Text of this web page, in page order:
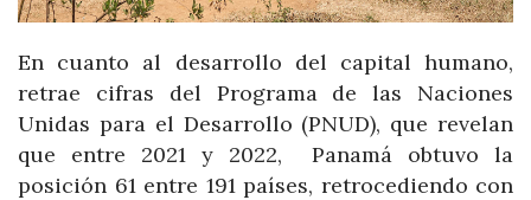
En cuanto al desarrollo del capital humano,
retrae cifras del Programa de las Naciones
Unidas para el Desarrollo (PNUD), que revelan
que entre 2021 y 2022, Panamá obtuvo la
posición 61 entre 191 países, retrocediendo con